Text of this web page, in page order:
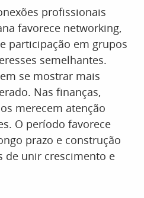
profissionais
favorece networking,
participação em grupos
semelhantes.
se mostrar mais
Nas finanças,
merecem atenção
O período favorece
prazo e construção
de unir crescimento e